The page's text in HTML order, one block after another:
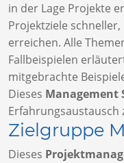
in der Lage Projekte
Projektziele
erreichen. Alle
Fallbeispielen
mitgebrachte
Dieses Management
Erfahrungsaustausch
Zielgruppe
Dieses